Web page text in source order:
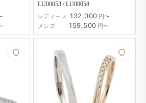
LU00053 / LU00058
レディース 132,000 円〜
メンズ
159,500 円〜